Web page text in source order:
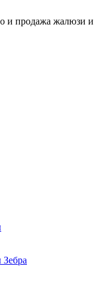
и продажа жалюзи и